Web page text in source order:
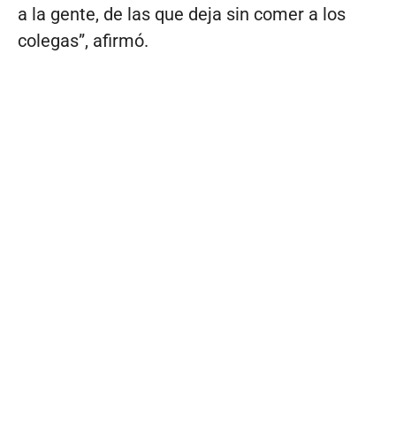
a la gente, de las que deja sin comer a los
colegas”, afirmó.